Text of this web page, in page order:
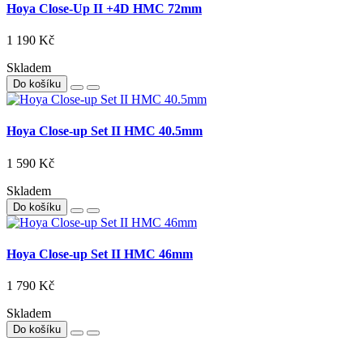
Hoya Close-Up II +4D HMC 72mm
1 190 Kč
Skladem
Do košíku
Hoya Close-up Set II HMC 40.5mm
1 590 Kč
Skladem
Do košíku
Hoya Close-up Set II HMC 46mm
1 790 Kč
Skladem
Do košíku